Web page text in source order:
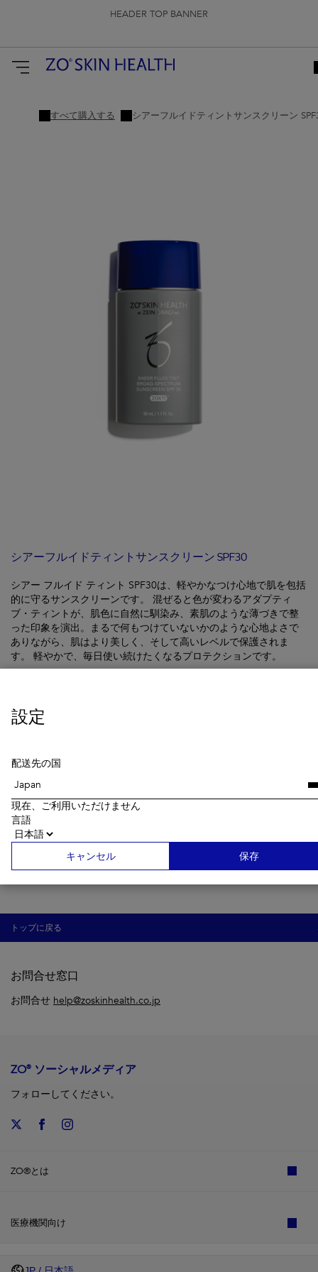
HEADER TOP BANNER
すべて購入する シアーフルイドティントサンスクリーン
シアーフルイドティントサンスクリーン SPF30
シアー フルイド ティント SPF30は、軽やかなつけ心地で肌を包括
的に守るサンスクリーンです。 混ぜると色が変わるアダプティ
ブ・ティントが、肌色に自然に馴染み、素肌のような薄づきで整
った印象を演出。まるで何もつけていないかのような心地よさで
ありながら、肌はより美しく、そして高いレベルで保護されま
す。 軽やかで、毎日使い続けたくなるプロテクションです。
特長
主な成分
使用方法
トップに戻る
お問合せ窓口
お問合せ help@zoskinhealth.co.jp
ZO® ソーシャルメディア
フォローしてください。
ZO®とは
医療機関向け
設定
配送先の国
現在、ご利用いただけません
言語
キャンセル 保存